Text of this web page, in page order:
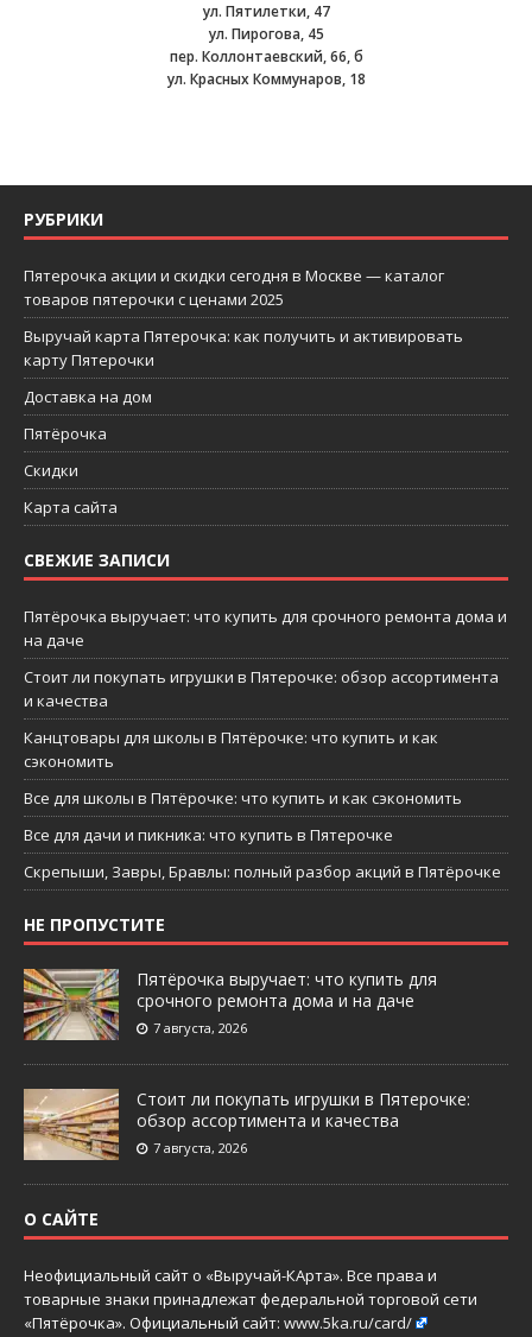
ул. Пятилетки, 47
ул. Пирогова, 45
пер. Коллонтаевский, 66, б
ул. Красных Коммунаров, 18
РУБРИКИ
Пятерочка акции и скидки сегодня в Москве — каталог
товаров пятерочки с ценами 2025
Выручай карта Пятерочка: как получить и активировать
карту Пятерочки
Доставка на дом
Пятёрочка
Скидки
Карта сайта
СВЕЖИЕ ЗАПИСИ
Пятёрочка выручает: что купить для срочного ремонта дома и
на даче
Стоит ли покупать игрушки в Пятерочке: обзор ассортимента
и качества
Канцтовары для школы в Пятёрочке: что купить и как
сэкономить
Все для школы в Пятёрочке: что купить и как сэкономить
Все для дачи и пикника: что купить в Пятерочке
Скрепыши, Завры, Бравлы: полный разбор акций в Пятёрочке
НЕ ПРОПУСТИТЕ
Пятёрочка выручает: что купить для
срочного ремонта дома и на даче
7 августа, 2026
Стоит ли покупать игрушки в Пятерочке:
обзор ассортимента и качества
7 августа, 2026
О САЙТЕ
Неофициальный сайт о «Выручай-КАрта». Все права и
товарные знаки принадлежат федеральной торговой сети
«Пятёрочка». Официальный сайт: www.5ka.ru/card/